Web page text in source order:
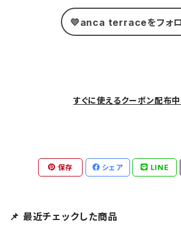
💛anca terraceをフォ
すぐに使えるクーポン配布
保存 シェア LINE
📌 最近チェックした商品